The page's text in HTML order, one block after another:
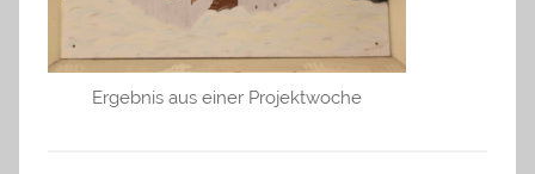
Ergebnis aus einer Projektwoche